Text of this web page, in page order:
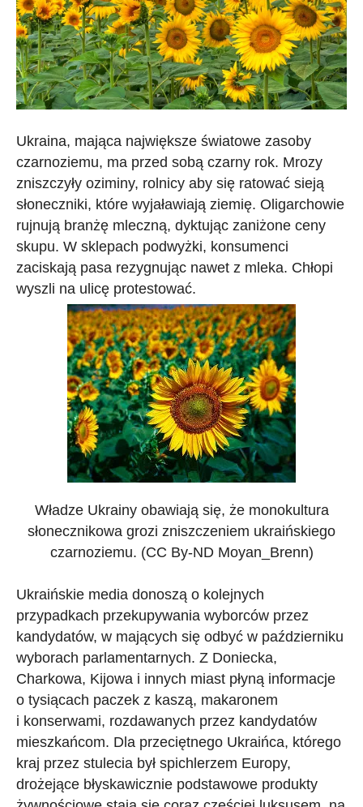
Ukraina, mająca największe światowe zasoby
czarnoziemu, ma przed sobą czarny rok. Mrozy
zniszczyły oziminy, rolnicy aby się ratować sieją
słoneczniki, które wyjaławiają ziemię. Oligarchowie
rujnują branżę mleczną, dyktując zaniżone ceny
skupu. W sklepach podwyżki, konsumenci
zaciskają pasa rezygnując nawet z mleka. Chłopi
wyszli na ulicę protestować.
Władze Ukrainy obawiają się, że monokultura
słonecznikowa grozi zniszczeniem ukraińskiego
czarnoziemu. (CC By-ND Moyan_Brenn)
Ukraińskie media donoszą o kolejnych
przypadkach przekupywania wyborców przez
kandydatów, w mających się odbyć w październiku
wyborach parlamentarnych. Z Doniecka,
Charkowa, Kijowa i innych miast płyną informacje
o tysiącach paczek z kaszą, makaronem
i konserwami, rozdawanych przez kandydatów
mieszkańcom. Dla przeciętnego Ukraińca, którego
kraj przez stulecia był spichlerzem Europy,
drożejące błyskawicznie podstawowe produkty